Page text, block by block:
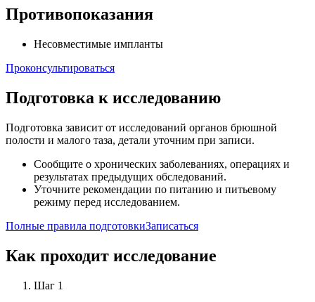
Противопоказания
Несовместимые импланты
Проконсультироваться
Подготовка к исследованию
Подготовка зависит от исследований органов брюшной
полости и малого таза, детали уточним при записи.
Сообщите о хронических заболеваниях, операциях и
результатах предыдущих обследований.
Уточните рекомендации по питанию и питьевому
режиму перед исследованием.
Полные правила подготовкиЗаписаться
Как проходит исследование
Шаг 1